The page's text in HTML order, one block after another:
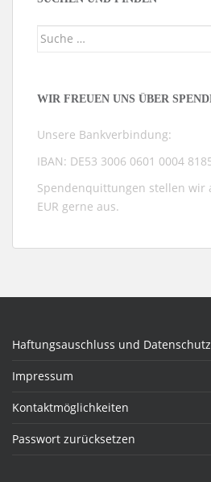
Suche
WIR FREUEN UNS ÜBER
Unsere Bankverbindung:
IBAN: DE53 3006 0601 0004
Spendenquittungen stellen wir
EUR gerne aus.
Haftungsauschluss und Datenschutz
Impressum
Kontaktmöglichkeiten
Passwort zurücksetzen